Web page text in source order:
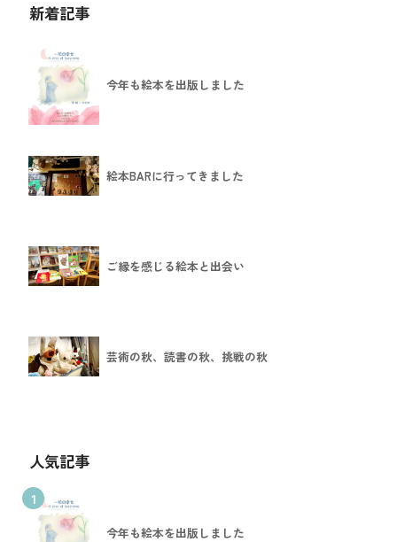
新着記事
今年も絵本を出版しました
絵本BARに行ってきました
ご縁を感じる絵本と出会い
芸術の秋、読書の秋、挑戦の秋
人気記事
1
今年も絵本を出版しました